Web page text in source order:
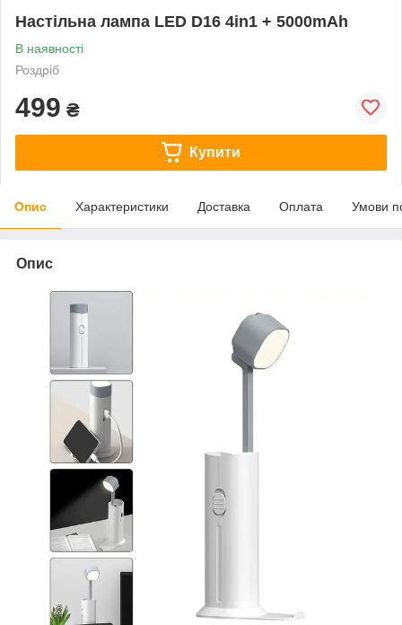
Настільна лампа LED D16 4in1 + 5000mAh
В наявності
Роздріб
499 ₴
Купити
Опис Характеристики Доставка Оплата Умови
Опис